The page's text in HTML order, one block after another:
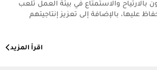
والاستمتاع في بيئة العمل تلعب
عليها، بالإضافة إلى تعزيز إنتاجيتهم
اقرأ المزيد